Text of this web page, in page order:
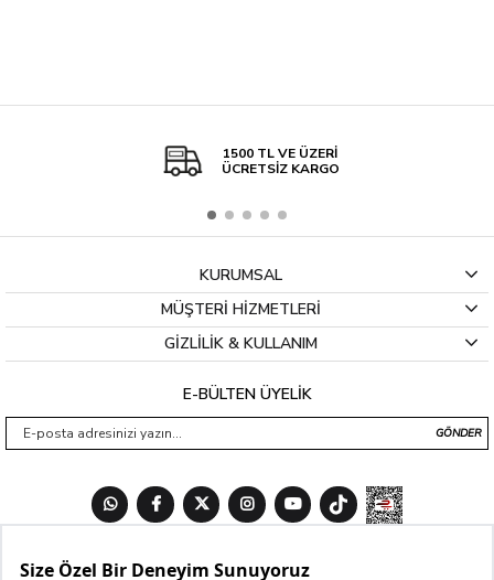
1500 TL VE ÜZERİ
ÜCRETSİZ KARGO
KURUMSAL
MÜŞTERİ HİZMETLERİ
GİZLİLİK & KULLANIM
E-BÜLTEN ÜYELİK
GÖNDER